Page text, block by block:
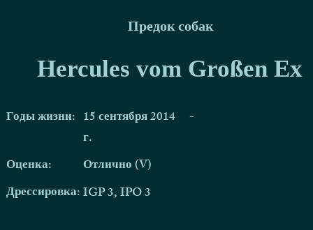
Предок собак
Hercules vom Großen Ex
Годы жизни: 15 сентября 2014
г.
-
Оценка:
Отлично (V)
Дрессировка:IGP 3, IPO 3